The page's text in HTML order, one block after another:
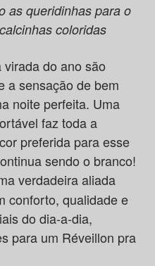
as queridinhas para o
coloridas
do ano são
a sensação de bem
noite perfeita. Uma
faz toda a
preferida para esse
sendo o branco!
verdadeira aliada
conforto, qualidade e
do dia-a-dia,
para um Réveillon pra